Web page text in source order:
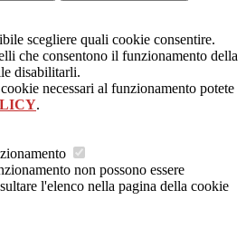
scegliere quali cookie consentire.
che consentono il funzionamento della
disabilitarli.
necessari al funzionamento potete
.
non possono essere
l'elenco nella pagina della cookie